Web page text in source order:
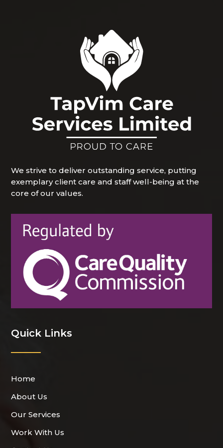
We strive to deliver outstanding service, putting
exemplary client care and staff well-being at the
core of our values.
Quick Links
Home
About Us
Our Services
Work With Us